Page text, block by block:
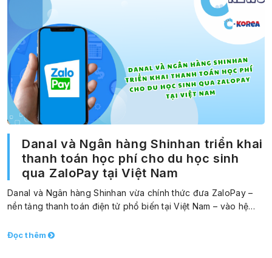
Danal và Ngân hàng Shinhan triển khai
thanh toán học phí cho du học sinh
qua ZaloPay tại Việt Nam
Danal và Ngân hàng Shinhan vừa chính thức đưa ZaloPay –
nền tảng thanh toán điện tử phổ biến tại Việt Nam – vào hệ…
Đọc thêm